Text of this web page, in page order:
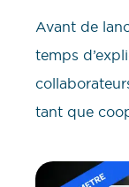
Avant de
temps
tant que